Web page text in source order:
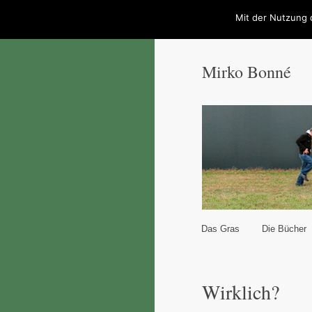
Mirko Bonné
Zum Inhalt wechseln
Zum sekundären
Das Gras Die Bücher
Wirklich?
Mit der Nutzung